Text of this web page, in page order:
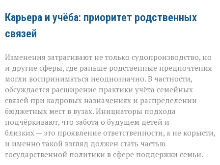
Карьера и учёба: приоритет родственных
связей
Изменения затрагивают не только судопроизводство, но
и другие сферы, где раньше родственные предпочтения
могли восприниматься неоднозначно. В частности,
обсуждается расширение практики учёта семейных
связей при кадровых назначениях и распределении
бюджетных мест в вузах. Инициаторы подхода
подчёркивают, что забота о будущем детей и
близких — это проявление ответственности, а не корысти,
и именно такой взгляд должен стать частью
государственной политики в сфере поддержки семьи.